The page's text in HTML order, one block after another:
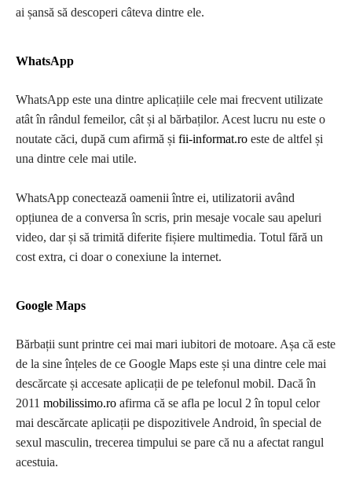
ai șansă să descoperi câteva dintre ele.
WhatsApp
WhatsApp este una dintre aplicațiile cele mai frecvent utilizate
atât în rândul femeilor, cât și al bărbaților. Acest lucru nu este o
noutate căci, după cum afirmă și fii-informat.ro este de altfel și
una dintre cele mai utile.
WhatsApp conectează oamenii între ei, utilizatorii având
opțiunea de a conversa în scris, prin mesaje vocale sau apeluri
video, dar și să trimită diferite fișiere multimedia. Totul fără un
cost extra, ci doar o conexiune la internet.
Google Maps
Bărbații sunt printre cei mai mari iubitori de motoare. Așa că este
de la sine înțeles de ce Google Maps este și una dintre cele mai
descărcate și accesate aplicații de pe telefonul mobil. Dacă în
2011 mobilissimo.ro afirma că se afla pe locul 2 în topul celor
mai descărcate aplicații pe dispozitivele Android, în special de
sexul masculin, trecerea timpului se pare că nu a afectat rangul
acestuia.